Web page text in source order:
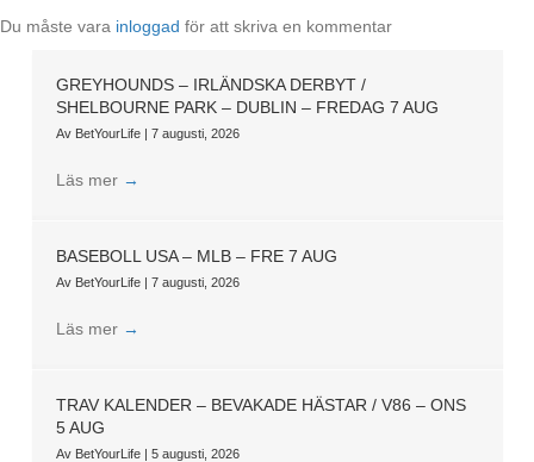
Du måste vara inloggad för att skriva en kommentar
GREYHOUNDS – IRLÄNDSKA DERBYT /
SHELBOURNE PARK – DUBLIN – FREDAG 7 AUG
Av BetYourLife | 7 augusti, 2026
Läs mer →
BASEBOLL USA – MLB – FRE 7 AUG
Av BetYourLife | 7 augusti, 2026
Läs mer →
TRAV KALENDER – BEVAKADE HÄSTAR / V86 – ONS
5 AUG
Av BetYourLife | 5 augusti, 2026